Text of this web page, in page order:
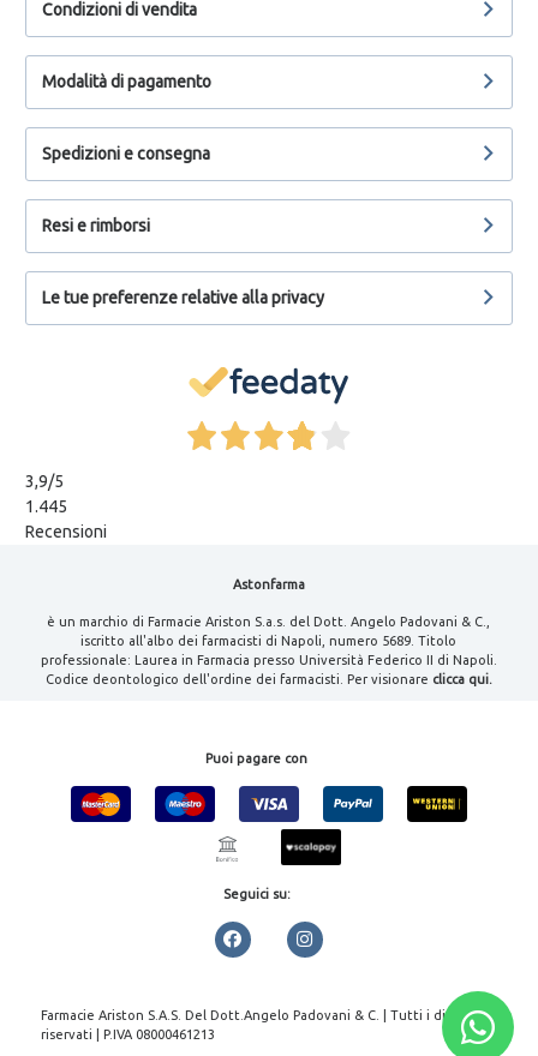
Condizioni di vendita
Modalità di pagamento
Spedizioni e consegna
Resi e rimborsi
Le tue preferenze relative alla privacy
3,9/5
1.445
Recensioni
Astonfarma
è un marchio di Farmacie Ariston S.a.s. del Dott. Angelo Padovani & C.,
iscritto all'albo dei farmacisti di Napoli, numero 5689. Titolo
professionale: Laurea in Farmacia presso Università Federico II di Napoli.
Codice deontologico dell'ordine dei farmacisti. Per visionare clicca qui.
Puoi pagare con
Seguici su:
Farmacie Ariston S.A.S. Del Dott.Angelo Padovani & C. | Tutti i diritti
riservati | P.IVA 08000461213